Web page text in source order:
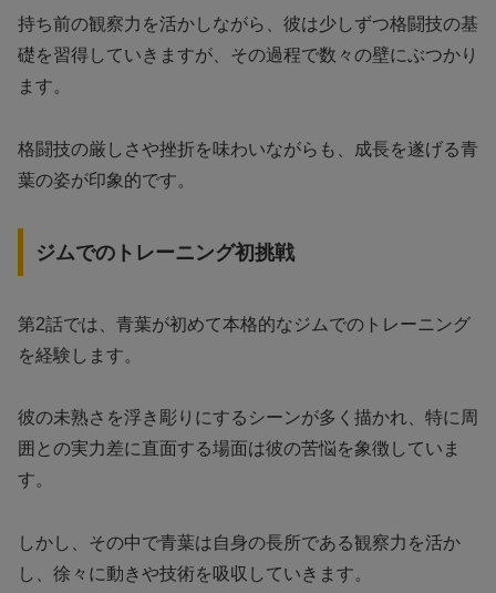
持ち前の観察力を活かしながら、彼は少しずつ格闘技の基
礎を習得していきますが、その過程で数々の壁にぶつかり
ます。
格闘技の厳しさや挫折を味わいながらも、成長を遂げる青
葉の姿が印象的です。
ジムでのトレーニング初挑戦
第2話では、青葉が初めて本格的なジムでのトレーニング
を経験します。
彼の未熟さを浮き彫りにするシーンが多く描かれ、特に周
囲との実力差に直面する場面は彼の苦悩を象徴していま
す。
しかし、その中で青葉は自身の長所である観察力を活か
し、徐々に動きや技術を吸収していきます。